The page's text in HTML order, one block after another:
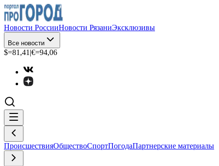
Новости РоссииНовости РязаниЭксклюзивы
Все новости
$=81,41 |€=94,06
ПроисшествияОбществоСпортПогодаПартнерские материалы